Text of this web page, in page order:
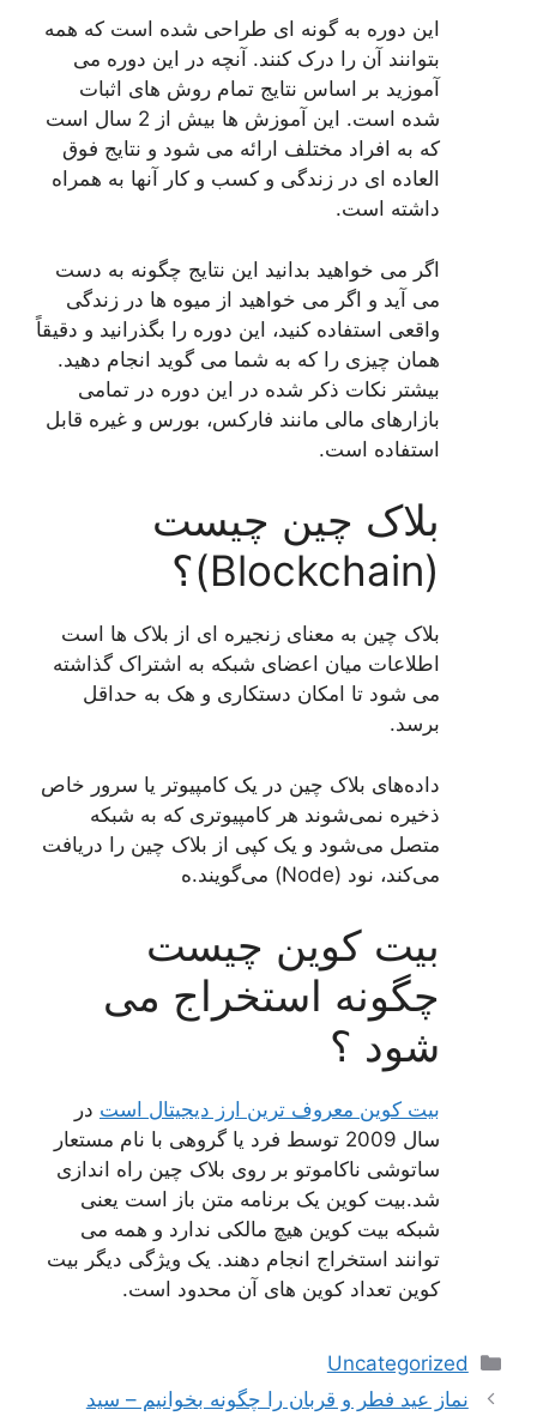
این دوره به گونه ای طراحی شده است که همه
بتوانند آن را درک کنند. آنچه در این دوره می
آموزید بر اساس نتایج تمام روش های اثبات
شده است. این آموزش ها بیش از 2 سال است
که به افراد مختلف ارائه می شود و نتایج فوق
العاده ای در زندگی و کسب و کار آنها به همراه
داشته است.
اگر می خواهید بدانید این نتایج چگونه به دست
می آید و اگر می خواهید از میوه ها در زندگی
واقعی استفاده کنید، این دوره را بگذرانید و دقیقاً
همان چیزی را که به شما می گوید انجام دهید.
بیشتر نکات ذکر شده در این دوره در تمامی
بازارهای مالی مانند فارکس، بورس و غیره قابل
استفاده است.
بلاک چین چیست
(Blockchain)؟
بلاک چین به معنای زنجیره ای از بلاک ها است
اطلاعات میان اعضای شبکه به اشتراک گذاشته
می شود تا امکان دستکاری و هک به حداقل
برسد.
داده‌های بلاک چین در یک کامپیوتر یا سرور خاص
ذخیره نمی‌شوند هر کامپیوتری که به شبکه
متصل می‌شود و یک کپی از بلاک چین را دریافت
می‌کند، نود (Node) می‌گویند.ه
بیت کوین چیست
چگونه استخراج می
شود ؟
بیت کوین معروف ترین ارز دیجیتال است در
سال 2009 توسط فرد یا گروهی با نام مستعار
ساتوشی ناکاموتو بر روی بلاک چین راه اندازی
شد.بیت کوین یک برنامه متن باز است یعنی
شبکه بیت کوین هیچ مالکی ندارد و همه می
توانند استخراج انجام دهند. یک ویژگی دیگر بیت
کوین تعداد کوین های آن محدود است.
دسته‌ها
Uncategorized
ناوبرینماز عید فطر و قربان را چگونه بخوانیم – سید